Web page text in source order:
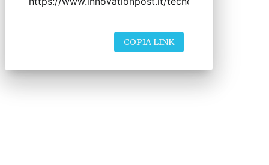
COPIA LINK